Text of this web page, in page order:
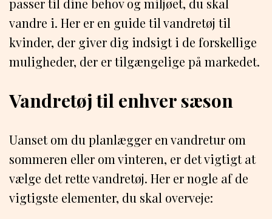
vandre i. Her er en guide til vandretøj til
kvinder, der giver dig indsigt i de forskellige
muligheder, der er tilgængelige på markedet.
Vandretøj til enhver sæson
Uanset om du planlægger en vandretur om
sommeren eller om vinteren, er det vigtigt at
vælge det rette vandretøj. Her er nogle af de
vigtigste elementer, du skal overveje: